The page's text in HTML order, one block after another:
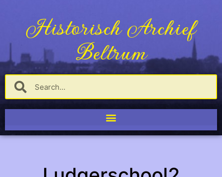
Historisch Archief
Beltrum